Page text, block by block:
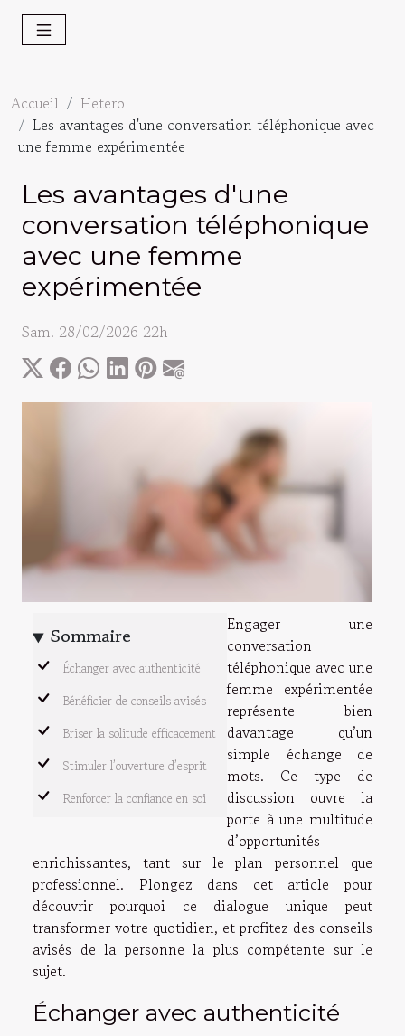
Accueil
Hetero
Les avantages d'une conversation téléphonique avec
une femme expérimentée
Les avantages d'une
conversation téléphonique
avec une femme
expérimentée
Sam. 28/02/2026 22h
Sommaire
Échanger avec authenticité
Bénéficier de conseils avisés
Briser la solitude efficacement
Stimuler l’ouverture d’esprit
Renforcer la confiance en soi
Engager une
conversation
téléphonique avec une
femme expérimentée
représente bien
davantage qu’un
simple échange de
mots. Ce type de
discussion ouvre la
porte à une multitude
d’opportunités
enrichissantes, tant sur le plan personnel que
professionnel. Plongez dans cet article pour
découvrir pourquoi ce dialogue unique peut
transformer votre quotidien, et profitez des conseils
avisés de la personne la plus compétente sur le
sujet.
Échanger avec authenticité